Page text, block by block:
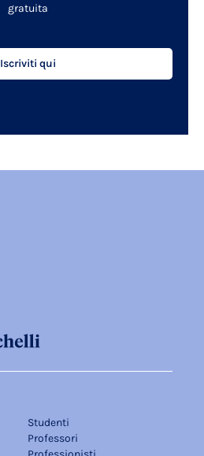
gratuita
Iscriviti qui
Studenti
Professori